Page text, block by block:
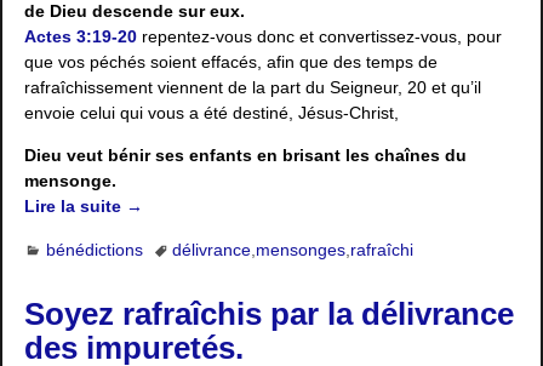
de Dieu descende sur eux.
Actes 3:19-20 repentez-vous donc et convertissez-vous, pour
que vos péchés soient effacés, afin que des temps de
rafraîchissement viennent de la part du Seigneur, 20 et qu’il
envoie celui qui vous a été destiné, Jésus-Christ,
Dieu veut bénir ses enfants en brisant les chaînes du
mensonge.
Lire la suite →
bénédictions délivrance, mensonges, rafraîchi
Soyez rafraîchis par la délivrance
des impuretés.